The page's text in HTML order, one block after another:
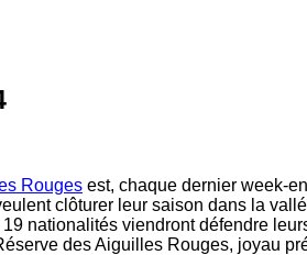
Rouges est, chaque dernier week-
clôturer leur saison dans la
nationalités viendront défendre
des Aiguilles Rouges, joyau